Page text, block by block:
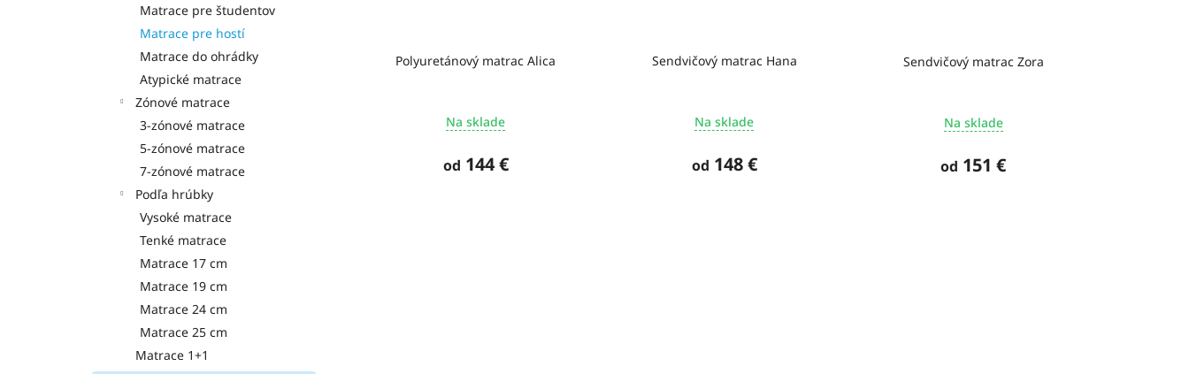
Matrace pre študentov
Matrace pre hostí
Matrace do ohrádky
Atypické matrace
Zónové matrace
3-zónové matrace
5-zónové matrace
7-zónové matrace
Podľa hrúbky
Vysoké matrace
Tenké matrace
Matrace 17 cm
Matrace 19 cm
Matrace 24 cm
Matrace 25 cm
Matrace 1+1
Polyuretánový matrac Alica
Na sklade
od 144 €
Sendvičový matrac Hana
Na sklade
od 148 €
Sendvičový matrac Zora
Na sklade
od 151 €